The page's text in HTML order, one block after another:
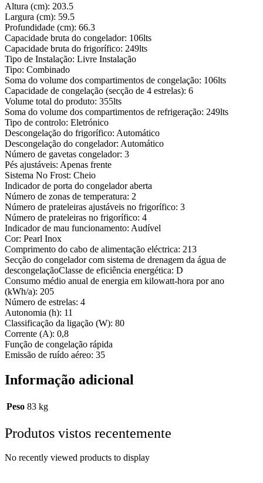
Altura (cm): 203.5
Largura (cm): 59.5
Profundidade (cm): 66.3
Capacidade bruta do congelador: 106lts
Capacidade bruta do frigorífico: 249lts
Tipo de Instalação: Livre Instalação
Tipo: Combinado
Soma do volume dos compartimentos de congelação: 106lts
Capacidade de congelação (secção de 4 estrelas): 6
Volume total do produto: 355lts
Soma do volume dos compartimentos de refrigeração: 249lts
Tipo de controlo: Eletrónico
Descongelação do frigorífico: Automático
Descongelação do congelador: Automático
Número de gavetas congelador: 3
Pés ajustáveis: Apenas frente
Sistema No Frost: Cheio
Indicador de porta do congelador aberta
Número de zonas de temperatura: 2
Número de prateleiras ajustáveis no frigorífico: 3
Número de prateleiras no frigorífico: 4
Indicador de mau funcionamento: Audível
Cor: Pearl Inox
Comprimento do cabo de alimentação eléctrica: 213
Secção do congelador com sistema de drenagem da água de
descongelaçãoClasse de eficiência energética: D
Consumo médio anual de energia em kilowatt-hora por ano
(kWh/a): 205
Número de estrelas: 4
Autonomia (h): 11
Classificação da ligação (W): 80
Corrente (A): 0,8
Função de congelação rápida
Emissão de ruído aéreo: 35
Informação adicional
Peso 83 kg
Produtos vistos recentemente
No recently viewed products to display